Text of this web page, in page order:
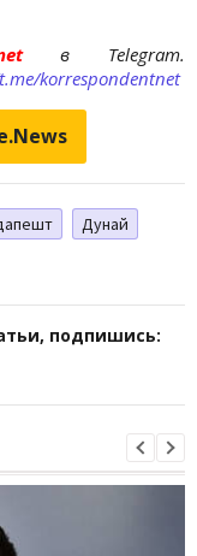
в Telegram.
korrespondentnet
Дунай
подпишись: